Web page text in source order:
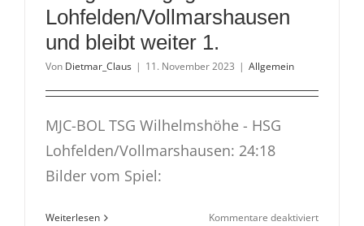
Lohfelden/Vollmarshausen
und bleibt weiter 1.
Von Dietmar_Claus | 11. November 2023 | Allgemein
MJC-BOL TSG Wilhelmshöhe - HSG
Lohfelden/Vollmarshausen: 24:18
Bilder vom Spiel:
Weiterlesen Kommentare deaktiviertfür